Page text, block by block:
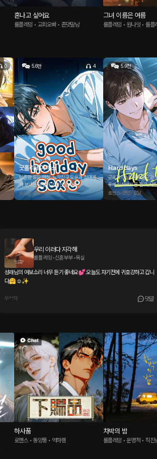
혼나고 싶어요
롤플레잉 • 교회오빠 • 존댓말남
그녀 이름은 여름
롤플레잉 • 원나잇 • 롤플
0 5.6만 4
굿홀리데이 섹스
나른한 휴일 아침, 남자친구 도윤과 침대에
서 보내는 달달하고 편안한 하루.
로맨스•연인•다정
5.9천
Hard days
근로자의 날, 혼자 출근한
루베리 타르트를 들고 서프
하루.
로맨스•연인•달달
우리 이러다 지각해
롤플레잉•신혼부부•욕실
성래님의 여보소리 너무 듣기 좋네요💕 오늘도 자기전에 귀호강하고 갑니
다🤗☺️✨
쑤**자 댓글
하사품
로맨스 • 동양풍 • 역하렘
차박의 밤
롤플레잉 • 운명적 • 직진